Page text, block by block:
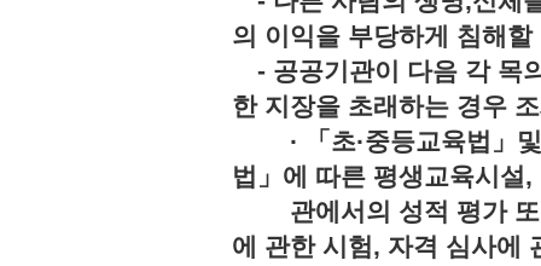
의 이익을 부당하게 침
- 공공기관이 다음 각 목
한 지장을 초래하는 경우
· 「초·중등교육법」및
법」에 따른 평생교육시설
관에서의 성적 평가 또
에 관한 시험, 자격 심사에